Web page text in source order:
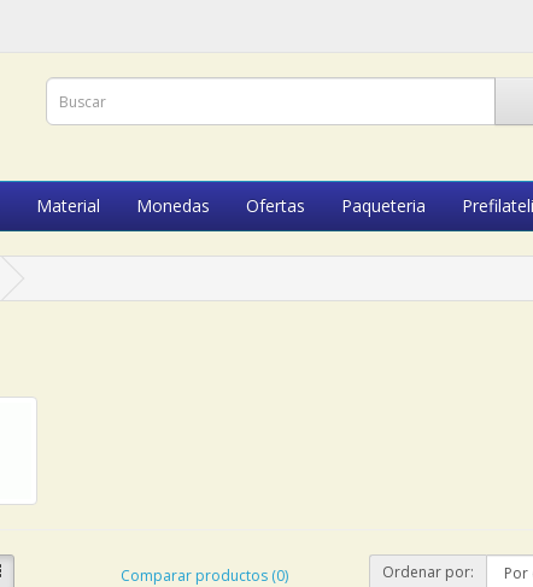
Material Monedas Ofertas Paqueteria
Comparar productos (0) Ordenar por: